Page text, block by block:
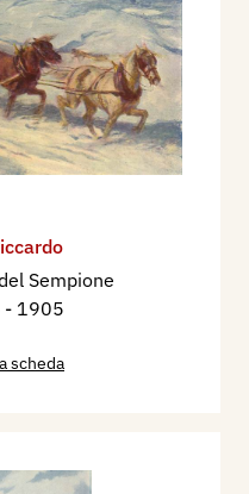
Sempione
- 1905
scheda